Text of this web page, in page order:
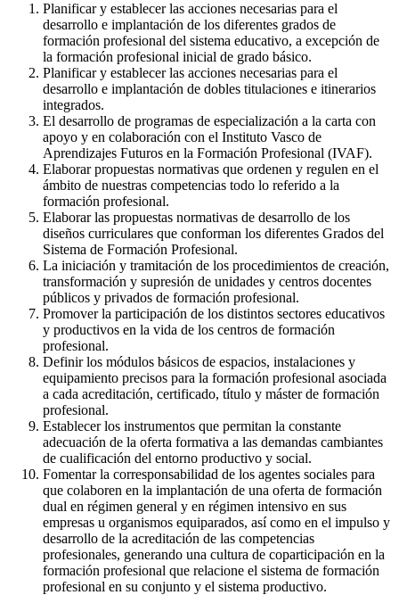
Planificar y establecer las acciones necesarias para el
desarrollo e implantación de los diferentes grados de
formación profesional del sistema educativo, a excepción de
la formación profesional inicial de grado básico.
Planificar y establecer las acciones necesarias para el
desarrollo e implantación de dobles titulaciones e itinerarios
integrados.
El desarrollo de programas de especialización a la carta con
apoyo y en colaboración con el Instituto Vasco de
Aprendizajes Futuros en la Formación Profesional (IVAF).
Elaborar propuestas normativas que ordenen y regulen en el
ámbito de nuestras competencias todo lo referido a la
formación profesional.
Elaborar las propuestas normativas de desarrollo de los
diseños curriculares que conforman los diferentes Grados del
Sistema de Formación Profesional.
La iniciación y tramitación de los procedimientos de creación,
transformación y supresión de unidades y centros docentes
públicos y privados de formación profesional.
Promover la participación de los distintos sectores educativos
y productivos en la vida de los centros de formación
profesional.
Definir los módulos básicos de espacios, instalaciones y
equipamiento precisos para la formación profesional asociada
a cada acreditación, certificado, título y máster de formación
profesional.
Establecer los instrumentos que permitan la constante
adecuación de la oferta formativa a las demandas cambiantes
de cualificación del entorno productivo y social.
Fomentar la corresponsabilidad de los agentes sociales para
que colaboren en la implantación de una oferta de formación
dual en régimen general y en régimen intensivo en sus
empresas u organismos equiparados, así como en el impulso y
desarrollo de la acreditación de las competencias
profesionales, generando una cultura de coparticipación en la
formación profesional que relacione el sistema de formación
profesional en su conjunto y el sistema productivo.